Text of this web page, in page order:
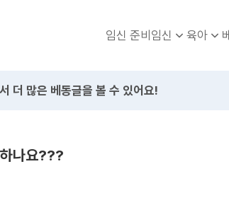
임신 준비임신 육아
더 많은 베동글을 볼 수 있어요!
나요???